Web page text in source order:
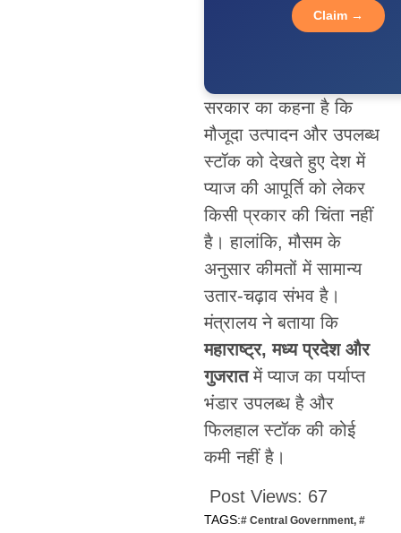
Claim →
सरकार का कहना है कि
मौजूदा उत्पादन और उपलब्ध
स्टॉक को देखते हुए देश में
प्याज की आपूर्ति को लेकर
किसी प्रकार की चिंता नहीं
है। हालांकि, मौसम के
अनुसार कीमतों में सामान्य
उतार-चढ़ाव संभव है।
मंत्रालय ने बताया कि
महाराष्ट्र, मध्य प्रदेश और
गुजरातमें प्याज का पर्याप्त
भंडार उपलब्ध है और
फिलहाल स्टॉक की कोई
कमी नहीं है।
Post Views: 67
TAGS:# Central Government, #